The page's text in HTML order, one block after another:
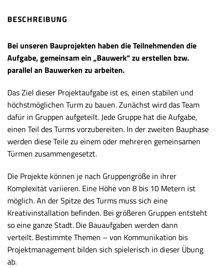
BESCHREIBUNG
Bei unseren Bauprojekten haben die Teilnehmenden die
Aufgabe, gemeinsam ein „Bauwerk“ zu erstellen bzw.
parallel an Bauwerken zu arbeiten.
Das Ziel dieser Projektaufgabe ist es, einen stabilen und
höchstmöglichen Turm zu bauen. Zunächst wird das Team
dafür in Gruppen aufgeteilt. Jede Gruppe hat die Aufgabe,
einen Teil des Turms vorzubereiten. In der zweiten Bauphase
werden diese Teile zu einem oder mehreren gemeinsamen
Türmen zusammengesetzt.
Die Projekte können je nach Gruppengröße in ihrer
Komplexität variieren. Eine Höhe von 8 bis 10 Metern ist
möglich. An der Spitze des Turms muss sich eine
Kreativinstallation befinden. Bei größeren Gruppen entsteht
so eine ganze Stadt. Die Bauaufgaben werden dann
verteilt. Bestimmte Themen – von Kommunikation bis
Projektmanagement bilden sich spielerisch in dieser Übung
ab.